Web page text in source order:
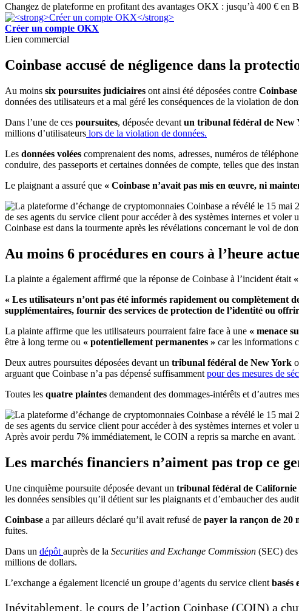
Changez de plateforme en profitant des avantages OKX : jusqu’à 400 € en
Créer un compte OKX
Lien commercial
Coinbase accusé de négligence dans la
Au moins six poursuites judiciaires ont ainsi été déposées contre Coinbase
données des utilisateurs et a mal géré les conséquences de la violation de
Dans l’une de ces poursuites, déposée devant un tribunal fédéral de New
millions d’utilisateurs lors de la violation de données.
Les données volées comprenaient des noms, adresses, numéros de
conduire, des passeports et certaines données de compte, telles que des
Le plaignant a assuré que « Coinbase n’avait pas mis en œuvre, ni
Coinbase est dans la tourmente après les révélations concernant le vol de
Au moins 6 procédures en cours à l’heure
La plainte a également affirmé que la réponse de Coinbase à l’incident était
« Les utilisateurs n’ont pas été informés rapidement ou complètement
supplémentaires, fournir des services de protection de l’identité ou
La plainte affirme que les utilisateurs pourraient faire face à une « menace
être à long terme ou « potentiellement permanentes » car les informations
Deux autres poursuites déposées devant un tribunal fédéral de New York
arguant que Coinbase n’a pas dépensé suffisammentpour des mesures de
Toutes les quatre plaintes demandent des dommages-intérêts et d’autres
Après avoir perdu 7% immédiatement, le COIN a repris sa marche en avant.
Les marchés financiers n’aiment pas trop ce
Une cinquième poursuite déposée devant un tribunal fédéral de Californie
les données sensibles qu’il détient sur les plaignants et d’embaucher des
Coinbase a par ailleurs déclaré qu’il avait refusé de payer la rançon de 20
fuites.
Dans un dépôt auprès de la Securities and Exchange Commission (SEC)
millions de dollars.
L’exchange a également licencié un groupe d’agents du service client basés
Inévitablement, le cours de l’action Coinbase (COIN) a